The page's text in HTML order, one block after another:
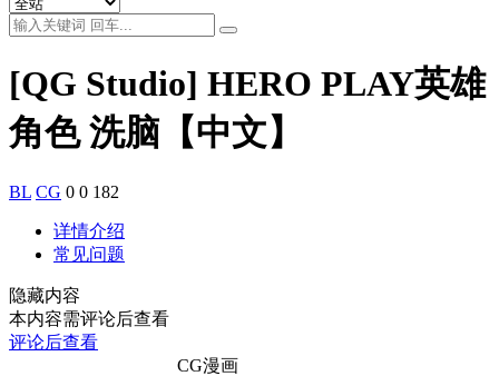
[QG Studio] HERO PLAY英雄
角色 洗脑【中文】
BL CG 0 0 182
详情介绍
常见问题
隐藏内容
本内容需评论后查看
评论后查看
CG漫画